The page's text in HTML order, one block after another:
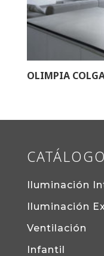
OLIMPIA
CATÁLOGO
Iluminación
Iluminación
Ventilación
Infantil